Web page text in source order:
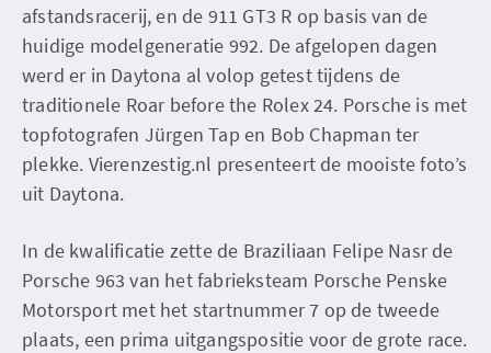
afstandsracerij, en de 911 GT3 R op basis van de
huidige modelgeneratie 992. De afgelopen dagen
werd er in Daytona al volop getest tijdens de
traditionele Roar before the Rolex 24. Porsche is met
topfotografen Jürgen Tap en Bob Chapman ter
plekke. Vierenzestig.nl presenteert de mooiste foto’s
uit Daytona.
In de kwalificatie zette de Braziliaan Felipe Nasr de
Porsche 963 van het fabrieksteam Porsche Penske
Motorsport met het startnummer 7 op de tweede
plaats, een prima uitgangspositie voor de grote race.